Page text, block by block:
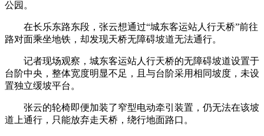
公园。
在长乐东路东段，张云想通过“城东客运站人行天桥”前往
路对面乘坐地铁，却发现天桥无障碍坡道无法通行。
记者现场观察，城东客运站人行天桥的无障碍坡道设置于
台阶中央，整体宽度明显不足，且与台阶采用相同坡度，未设
置独立缓坡平台。
张云的轮椅即便加装了窄型电动牵引装置，仍无法在该坡
道上通行，只能放弃走天桥，绕行地面路口。